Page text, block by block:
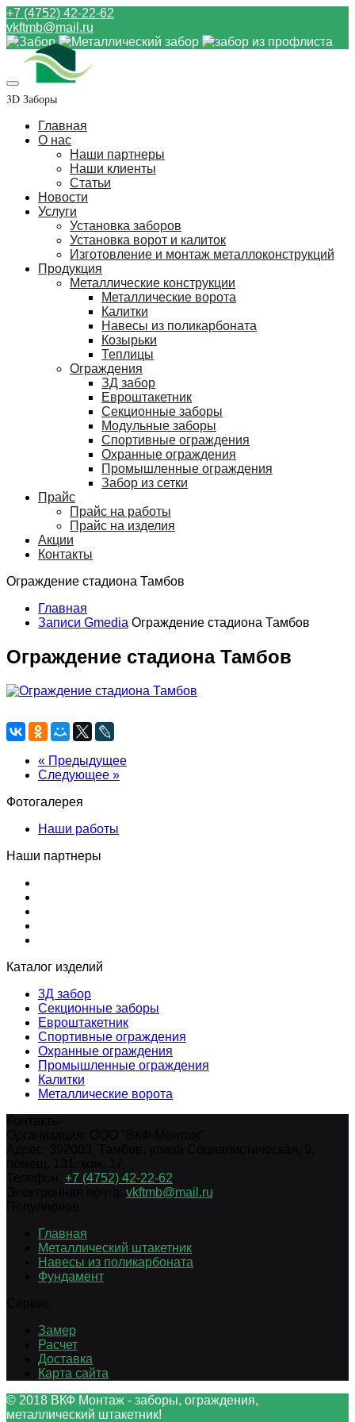
+7 (4752) 42-22-62
vkftmb@mail.ru
3D Заборы
Главная
О нас
Наши партнеры
Наши клиенты
Статьи
Новости
Услуги
Установка заборов
Установка ворот и калиток
Изготовление и монтаж металлоконструкций
Продукция
Металлические конструкции
Металлические ворота
Калитки
Навесы из поликарбоната
Козырьки
Теплицы
Ограждения
ЗД забор
Евроштакетник
Секционные заборы
Модульные заборы
Спортивные ограждения
Охранные ограждения
Промышленные ограждения
Забор из сетки
Прайс
Прайс на работы
Прайс на изделия
Акции
Контакты
Ограждение стадиона Тамбов
Главная
Записи Gmedia Ограждение стадиона Тамбов
Ограждение стадиона Тамбов
« Предыдущее
Следующее »
Фотогалерея
Наши работы
Наши партнеры
Каталог изделий
3Д забор
Секционные заборы
Евроштакетник
Спортивные ограждения
Охранные ограждения
Промышленные ограждения
Калитки
Металлические ворота
+7 (4752) 42-22-62
vkftmb@mail.ru
Главная
Металлический штакетник
Навесы из поликарбоната
Фундамент
Замер
Расчет
Доставка
Карта сайта
© 2018 ВКФ Монтаж - заборы, ограждения,
металлический штакетник!